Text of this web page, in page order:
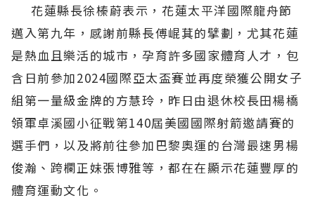
花蓮縣長徐榛蔚表示，花蓮太平洋國際龍舟節
邁入第九年，感謝前縣長傅崐萁的擘劃，尤其花蓮
是熱血且樂活的城市，孕育許多國家體育人才，包
含日前參加2024國際亞太盃賽並再度榮獲公開女子
組第一量級金牌的方慧玲，昨日由退休校長田楊橋
領軍卓溪國小征戰第140屆美國國際射箭邀請賽的
選手們，以及將前往參加巴黎奧運的台灣最速男楊
俊瀚、跨欄正妹張博雅等，都在在顯示花蓮豐厚的
體育運動文化。